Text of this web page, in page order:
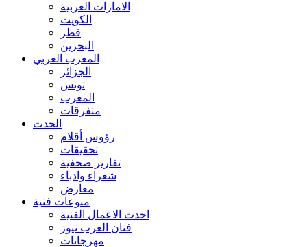
الامارات العربية
الكويت
قطر
البحرين
المغرب العربي
الجزائر
تونس
المغرب
متفرقات
الحدث
رؤوس أقلام
تحقيقات
تقارير صحفية
شعراء وادباء
معارض
منوعات فنية
احدث الاعمال الفنية
فنان العرب نيوز
مهرجانات